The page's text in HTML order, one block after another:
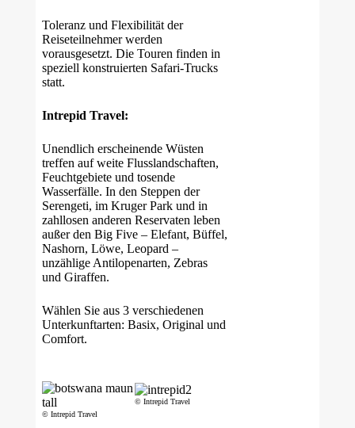
Toleranz und Flexibilität der
Reiseteilnehmer werden
vorausgesetzt. Die Touren finden in
speziell konstruierten Safari-Trucks
statt.
Intrepid Travel:
Unendlich erscheinende Wüsten
treffen auf weite Flusslandschaften,
Feuchtgebiete und tosende
Wasserfälle. In den Steppen der
Serengeti, im Kruger Park und in
zahllosen anderen Reservaten leben
außer den Big Five – Elefant, Büffel,
Nashorn, Löwe, Leopard –
unzählige Antilopenarten, Zebras
und Giraffen.
Wählen Sie aus 3 verschiedenen
Unterkunftarten: Basix, Original und
Comfort.
© Intrepid Travel
© Intrepid Travel